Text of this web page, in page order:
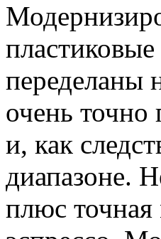
переделаны
очень точно
и, как
диапазоне.
плюс точная